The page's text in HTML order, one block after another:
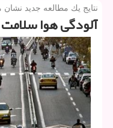
نتایج یك مطالعه جدید نشان
آلودگی هوا